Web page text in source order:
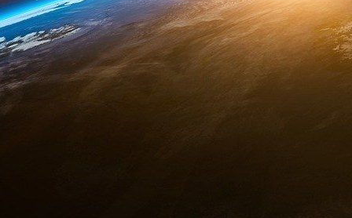
Les trucages des labos : il y a en France des
à mélanger dans la même ampoule les
marcher le commerce ! Nous avions essayé
contenait 10 virus ! Ils se sont bouffés
“l’Hexavac” une belle réussite